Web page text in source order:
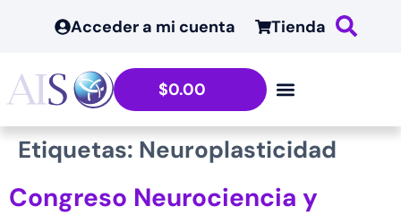
contenido
Acceder a mi cuenta Tienda
$0.00
Etiquetas: Neuroplasticidad
Congreso Neurociencia y